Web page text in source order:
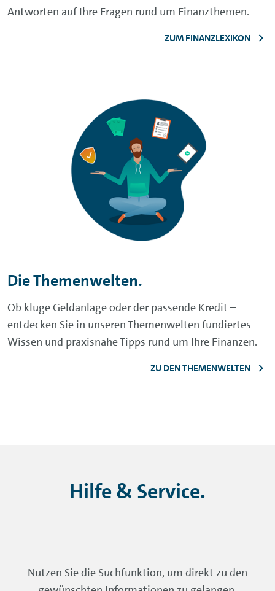
Antworten auf Ihre Fragen rund um Finanzthemen.
ZUM FINANZLEXIKON
Die Themenwelten.
Ob kluge Geldanlage oder der passende Kredit –
entdecken Sie in unseren Themenwelten fundiertes
Wissen und praxisnahe Tipps rund um Ihre Finanzen.
ZU DEN THEMENWELTEN
Hilfe & Service.
Nutzen Sie die Suchfunktion, um direkt zu den